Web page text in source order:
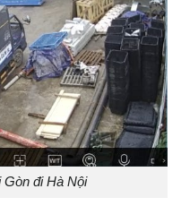
đi Hà Nội